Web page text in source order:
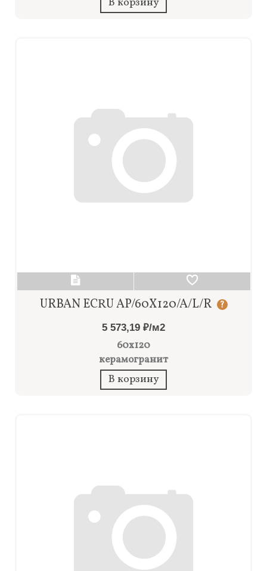
URBAN ECRU AP/60X120/A/L/R ?
5 573,19 ₽/м2
60x120
керамогранит
В корзину